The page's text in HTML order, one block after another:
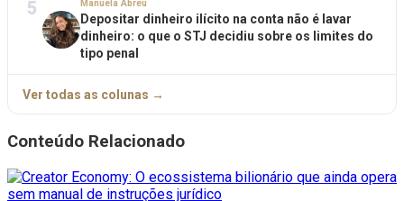
5 Manuela Abreu
Depositar dinheiro ilícito na conta não é lavar
dinheiro: o que o STJ decidiu sobre os limites do
tipo penal
Ver todas as colunas →
Conteúdo Relacionado